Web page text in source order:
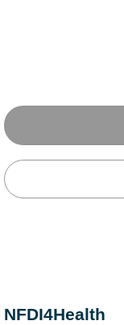
NFDI4Health